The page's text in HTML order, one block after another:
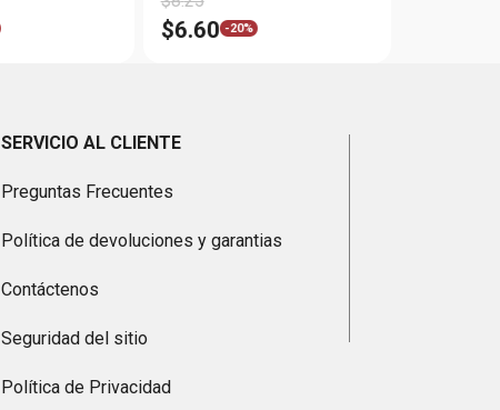
$6.60 -20%
SERVICIO AL CLIENTE
Preguntas Frecuentes
Política de devoluciones y garantias
Contáctenos
Seguridad del sitio
Política de Privacidad